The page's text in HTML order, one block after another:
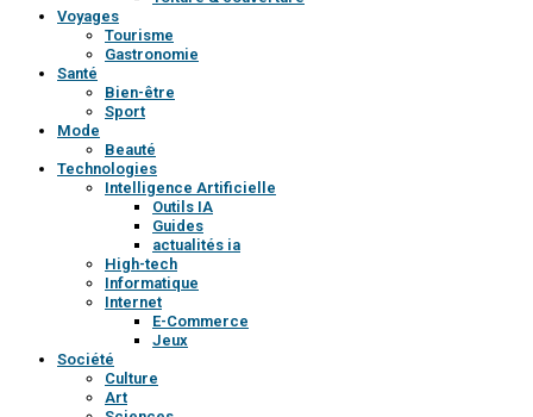
Voyages
Tourisme
Gastronomie
Santé
Bien-être
Sport
Mode
Beauté
Technologies
Intelligence Artificielle
Outils IA
Guides
actualités ia
High-tech
Informatique
Internet
E-Commerce
Jeux
Société
Culture
Art